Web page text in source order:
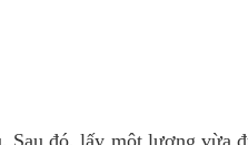
Sau đó, lấy một lượng vừa